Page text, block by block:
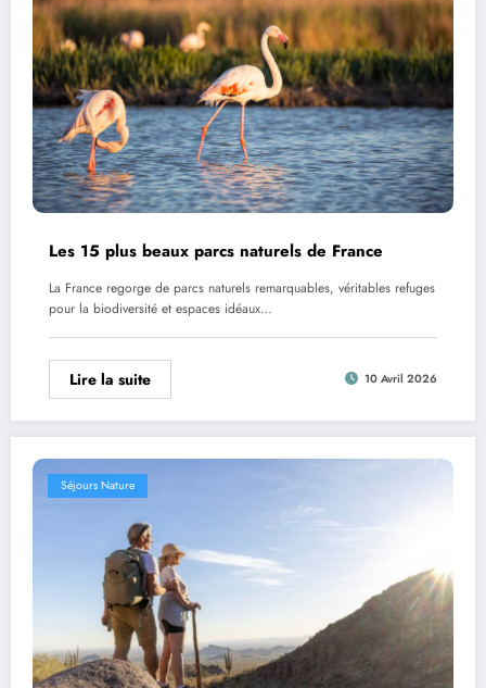
Les 15 plus beaux parcs naturels de France
La France regorge de parcs naturels remarquables, véritables refuges
pour la biodiversité et espaces idéaux…
Lire la suite 10 Avril 2026
Séjours Nature